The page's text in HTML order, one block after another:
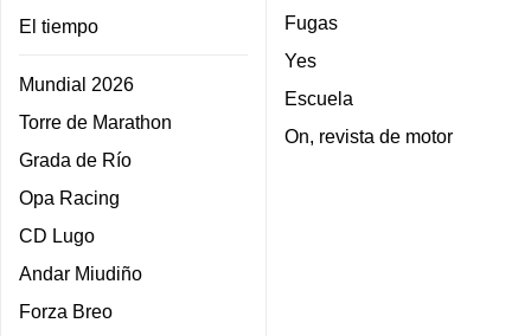
El tiempo
Mundial 2026
Torre de Marathon
Grada de Río
Opa Racing
CD Lugo
Andar Miudiño
Forza Breo
Fugas
Yes
Escuela
On, revista de motor